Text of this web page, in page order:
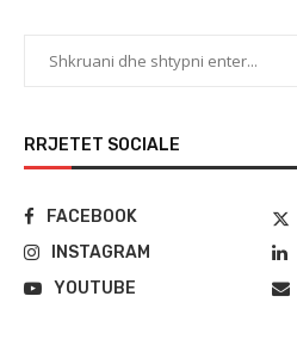
RRJETET SOCIALE
FACEBOOK
INSTAGRAM
YOUTUBE